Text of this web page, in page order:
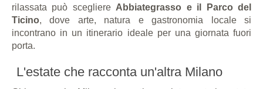
rilassata può scegliere Abbiategrasso e il Parco del
Ticino, dove arte, natura e gastronomia locale si
incontrano in un itinerario ideale per una giornata fuori
porta.
L'estate che racconta un'altra Milano